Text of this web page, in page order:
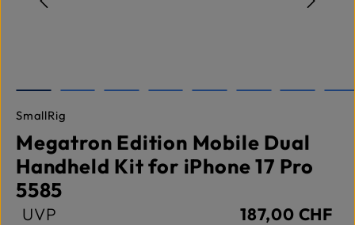
SmallRig
Megatron Edition Mobile Dual
Handheld Kit for iPhone 17 Pro
5585
UVP 187,00 CHF